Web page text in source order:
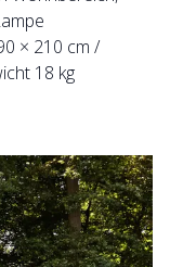
× 210 cm /
18 kg